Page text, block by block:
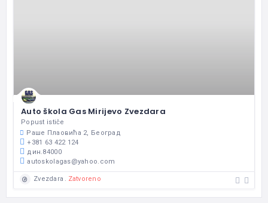
Auto škola Gas Mirijevo Zvezdara
Popust ističe
Раше Плаовића 2, Београд
+381 63 422 124
дин.84000
autoskolagas@yahoo.com
Zvezdara Zatvoreno